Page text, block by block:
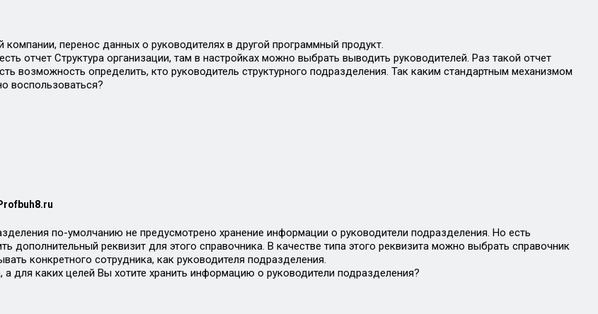
компании, перенос данных о руководителях в другой программный продукт.
отчет Структура организации, там в настройках можно выбрать выводить руководителей. Раз такой отчет
возможность определить, кто руководитель структурного подразделения. Так каким стандартным механизмом
воспользоваться?
по-умолчанию не предусмотрено хранение информации о руководители подразделения. Но есть
дополнительный реквизит для этого справочника. В качестве типа этого реквизита можно выбрать справочник
конкретного сотрудника, как руководителя подразделения.
а для каких целей Вы хотите хранить информацию о руководители подразделения?